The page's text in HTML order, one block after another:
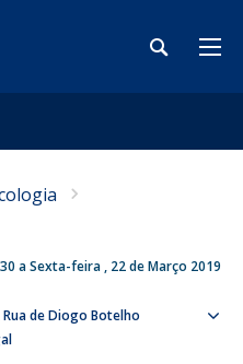
aSexta-feira , 22 de Março 2019
Rua de Diogo Botelho